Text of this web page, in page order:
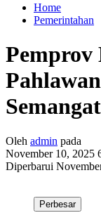
Home
Pemerintahan
Oleh admin pada
November 10, 2025
Diperbarui
Perbesar